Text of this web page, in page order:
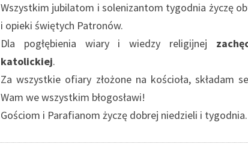
Wszystkim jubilatom i solenizantom tygodnia życzę
i opieki świętych Patronów.
Dla pogłębienia wiary i wiedzy religijnej
katolickiej.
Za wszystkie ofiary złożone na kościoła, składam
Wam we wszystkim błogosławi!
Gościom i Parafianom życzę dobrej niedzieli i tygodnia.